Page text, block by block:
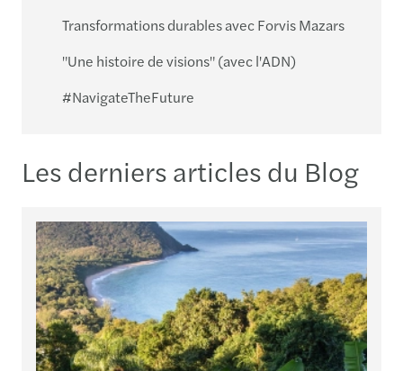
Transformations durables avec Forvis Mazars
"Une histoire de visions" (avec l'ADN)
#NavigateTheFuture
Les derniers articles du Blog